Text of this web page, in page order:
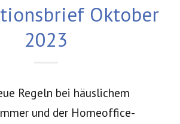
Oktober
2023
Regeln bei häuslichem
und der Homeoffice-